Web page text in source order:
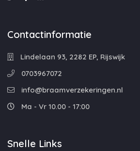
Contactinformatie
Lindelaan 93, 2282 EP, Rijswijk
0703967072
info@braamverzekeringen.nl
Ma - Vr 10.00 - 17:00
Snelle Links